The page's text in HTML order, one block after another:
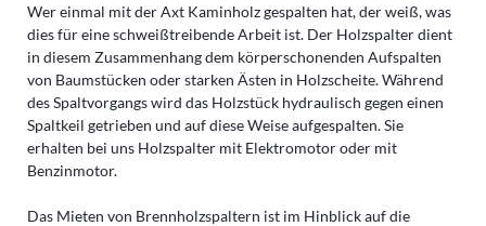
Wer einmal mit der Axt Kaminholz gespalten hat, der weiß, was
dies für eine schweißtreibende Arbeit ist. Der Holzspalter dient
in diesem Zusammenhang dem körperschonenden Aufspalten
von Baumstücken oder starken Ästen in Holzscheite. Während
des Spaltvorgangs wird das Holzstück hydraulisch gegen einen
Spaltkeil getrieben und auf diese Weise aufgespalten. Sie
erhalten bei uns Holzspalter mit Elektromotor oder mit
Benzinmotor.
Das Mieten von Brennholzspaltern ist im Hinblick auf die